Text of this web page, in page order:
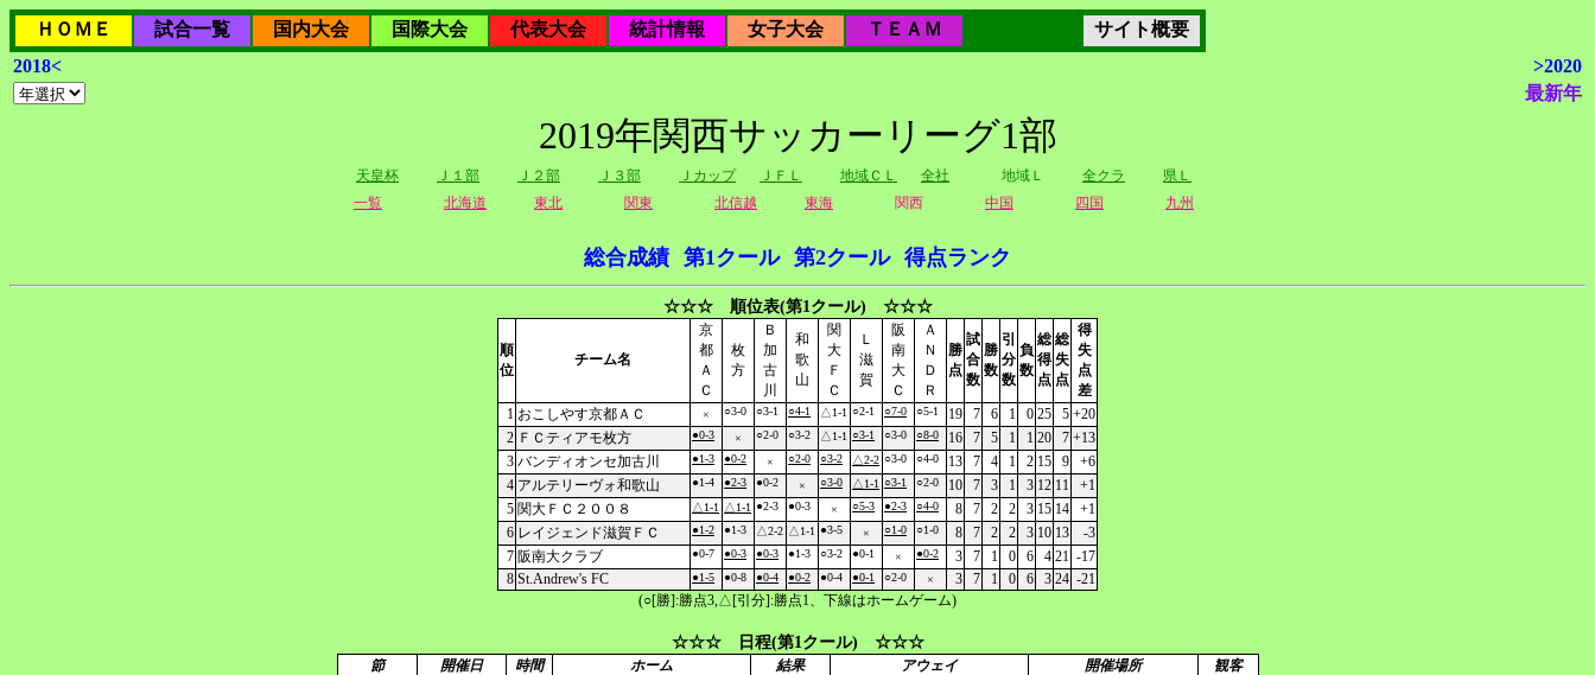
ＨＯＭＥ 試合一覧 国内大会 国際大会 代表大会 統計情報 女子大会 ＴＥＡＭ
サイト概要
2018<
>2020
最新年
2019年関西サッカーリーグ1部
天皇杯 Ｊ１部 Ｊ２部 Ｊ３部 Ｊカップ ＪＦＬ 地域ＣＬ 全社 地域Ｌ 全クラ
県Ｌ
一覧
北海道 東北 関東 北信越 東海 関西 中国 四国 九州
総合成績 第1クール 第2クール 得点ランク
☆☆☆ 順位表(第1クール) ☆☆☆
順
位
チーム名
京
都
Ａ
Ｃ
枚
方
Ｂ
加
古
川
和
歌
山
関
大
Ｆ
Ｃ
Ｌ
滋
賀
阪
南
大
Ｃ
Ａ
Ｎ
Ｄ
Ｒ
勝
点
試
合
数
勝
数
引
分
数
負
数
総
得
点
総
失
点
得
失
点
差
1 おこしやす京都ＡＣ × ○3-0 ○3-1 ○4-1 △1-1 ○2-1 ○7-0 ○5-1 19 7 6 1 0 25 5 +20
2 ＦＣティアモ枚方 ●0-3 × ○2-0 ○3-2 △1-1 ○3-1 ○3-0 ○8-0 16 7 5 1 1 20 7 +13
3 バンディオンセ加古川 ●1-3 ●0-2 × ○2-0 ○3-2 △2-2 ○3-0 ○4-0 13 7 4 1 2 15 9
+6
4 アルテリーヴォ和歌山 ●1-4 ●2-3 ●0-2 × ○3-0 △1-1 ○3-1 ○2-0 10 7 3 1 3 12 11
+1
5 関大ＦＣ２００８ △1-1 △1-1 ●2-3 ●0-3 × ○5-3 ●2-3 ○4-0 8 7 2 2 3 15 14
+1
6 レイジェンド滋賀ＦＣ ●1-2 ●1-3 △2-2 △1-1 ●3-5 × ○1-0 ○1-0 8 7 2 2 3 10 13
-3
7 阪南大クラブ ●0-7 ●0-3 ●0-3 ●1-3 ○3-2 ●0-1 × ●0-2 3 7 1 0 6 4 21 -17
8 St.Andrew's FC ●1-5 ●0-8 ●0-4 ●0-2 ●0-4 ●0-1 ○2-0 × 3 7 1 0 6 3 24 -21
(○[勝]:勝点3,△[引分]:勝点1、下線はホームゲーム)
☆☆☆ 日程(第1クール) ☆☆☆
節 開催日 時間 ホーム 結果 アウェイ 開催場所 観客